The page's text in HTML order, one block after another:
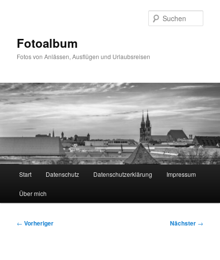
Fotoalbum
Fotos von Anlässen, Ausflügen und Urlaubsreisen
Start Datenschutz Datenschutzerklärung Impressum
Über mich
Beitragsnavigation
← Vorheriger Nächster →